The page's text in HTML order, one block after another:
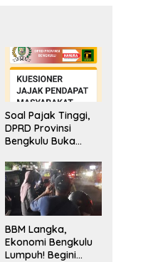
Soal Pajak Tinggi,
DPRD Provinsi
Bengkulu Buka
Pengaduan
Masyarakat
BBM Langka,
Ekonomi Bengkulu
Lumpuh! Begini